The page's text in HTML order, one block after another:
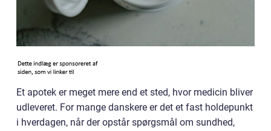
Et apotek er meget mere end et sted, hvor medicin bliver
udleveret. For mange danskere er det et fast holdepunkt
i hverdagen, når der opstår spørgsmål om sundhed,